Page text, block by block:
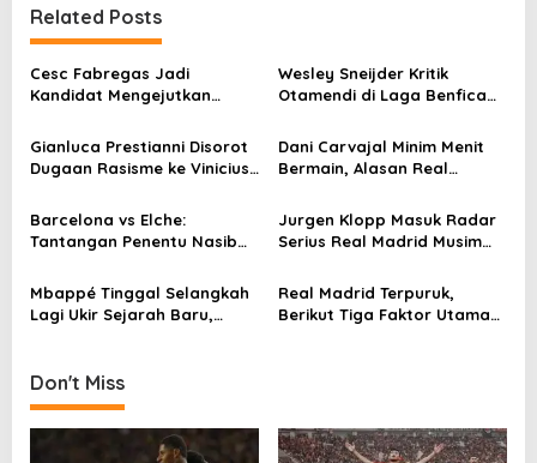
n
a
v
i
g
t
o
Related Posts
Cesc Fabregas Jadi
Kandidat Mengejutkan
Wesley Sneijder Kritik
Otamendi di Laga Benfica
Gianluca Prestianni Disorot
Dugaan Rasisme ke Vinicius
Dani Carvajal Minim Menit
Bermain, Alasan Real
Barcelona vs Elche:
Tantangan Penentu Nasib
Jurgen Klopp Masuk Radar
Serius Real Madrid Musim
Mbappé Tinggal Selangkah
Lagi Ukir Sejarah Baru,
Real Madrid Terpuruk,
Berikut Tiga Faktor Utama
Don't Miss